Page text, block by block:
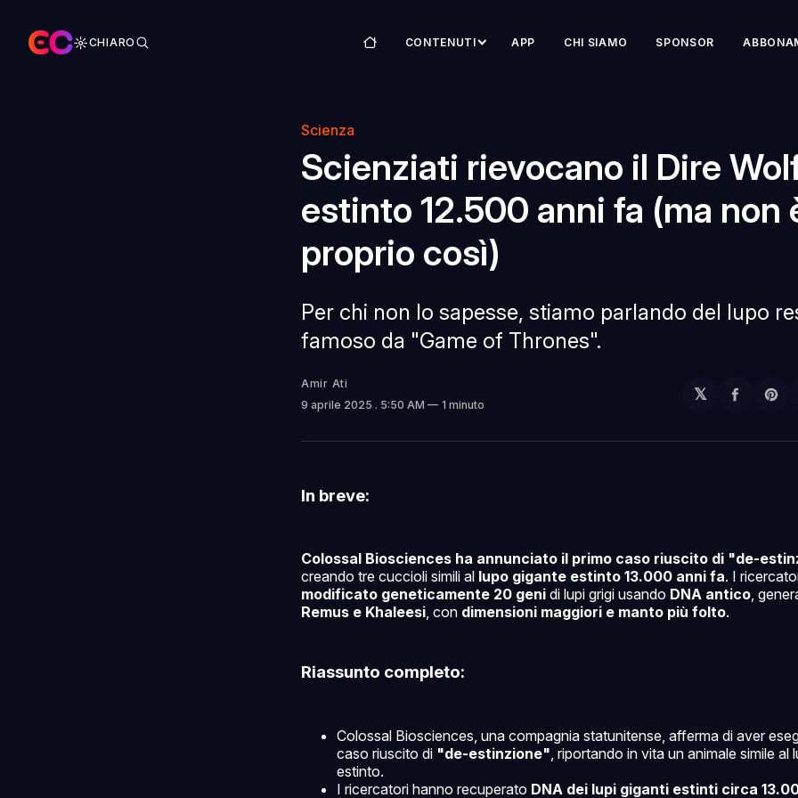
CHIARO CONTENUTI APP CHI SIAMO SPONSOR
Scienza
Scienziati rievocano il Dire
estinto 12.500 anni fa (ma non
proprio così)
Per chi non lo sapesse, stiamo parlando del lupo
famoso da "Game of Thrones".
Amir Ati
9 aprile 2025 . 5:50 AM 1 minuto
𝕏
In breve:
Colossal Biosciences ha annunciato il primo caso riuscito di "de-
creando tre cuccioli simili al lupo gigante estinto 13.000 anni fa. I
modificato geneticamente 20 geni di lupi grigi usando DNA antico,
Remus e Khaleesi, con dimensioni maggiori e manto più folto.
Riassunto completo:
Colossal Biosciences, una compagnia statunitense, afferma di aver
caso riuscito di "de-estinzione" , riportando in vita un animale simile al
estinto.
I ricercatori hanno recuperato DNA dei lupi giganti estinti circa